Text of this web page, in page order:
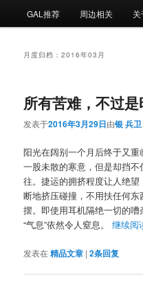
GAL推荐 周边相关
月度归档：2016年03月
所有苦难，不过
发表于2016年3月29日由银 兵卫
阳光在阔别一个月后终于又
一股未散的寒意，但是却挡
往。捷运的拥挤程度让人绝
断地挤压碰撞，不用扶任何
摆。即使用耳机隔绝一切的
“气息”依然令人窒息。继续阅
发表在精品文章 |2条回复